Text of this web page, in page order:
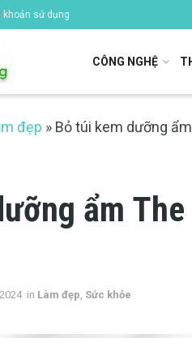
khoản sử dụng
CÔNG NGHỆ
đẹp » Bỏ túi kem dưỡng
ẩm
in Làm đẹp, Sức khỏe